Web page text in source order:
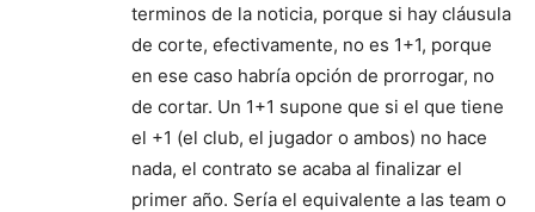
terminos de la noticia, porque si hay cláusula
de corte, efectivamente, no es 1+1, porque
en ese caso habría opción de prorrogar, no
de cortar. Un 1+1 supone que si el que tiene
el +1 (el club, el jugador o ambos) no hace
nada, el contrato se acaba al finalizar el
primer año. Sería el equivalente a las team o